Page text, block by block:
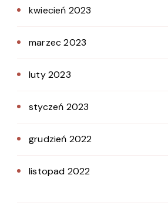
kwiecień 2023
marzec 2023
luty 2023
styczeń 2023
grudzień 2022
listopad 2022